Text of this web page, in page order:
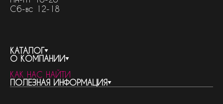
Сб-вс 12-18
КАТАЛОГ
весь каталог
бренды
женская парфюмерия
О КОМПАНИИ
контакты
о компании
КАК НАС НАЙТИ
ПОЛЕЗНАЯ ИНФОРМАЦИЯ